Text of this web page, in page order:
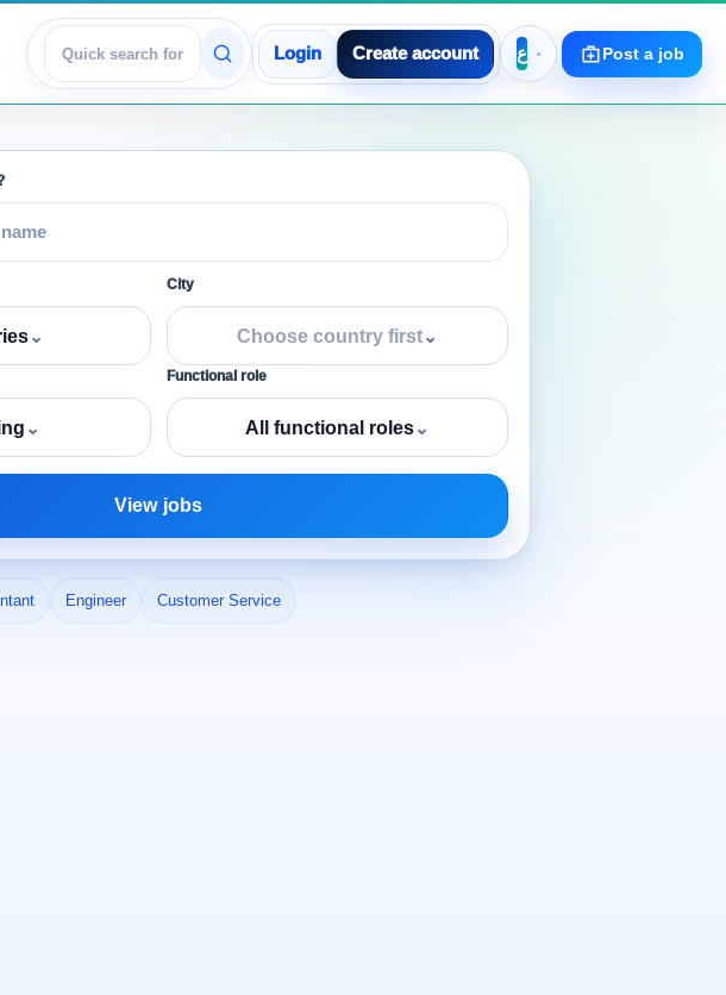
View jobs
Login Create account Post a job
⌄
City
Choose country first⌄
⌄
Functional role
All functional roles⌄
View jobs
Engineer Customer Service